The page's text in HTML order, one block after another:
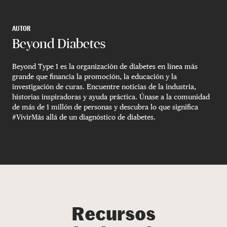
AUTOR
Beyond Diabetes
Beyond Type 1 es la organización de diabetes en línea más
grande que financia la promoción, la educación y la
investigación de curas. Encuentre noticias de la industria,
historias inspiradoras y ayuda práctica. Únase a la comunidad
de más de 1 millón de personas y descubra lo que significa
#VivirMás allá de un diagnóstico de diabetes.
Recursos